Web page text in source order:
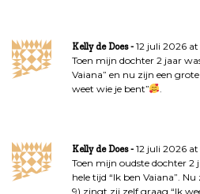
Kelly de Does
12 juli 2026 at
Toen mijn dochter 2 jaar
Vaiana” en nu zijn een
weet wie je bent”
Kelly de Does
12 juli 2026 at
Toen mijn oudste dochter 2
hele tijd “Ik ben Vaiana”.
9) zingt zij zelf graag “Ik